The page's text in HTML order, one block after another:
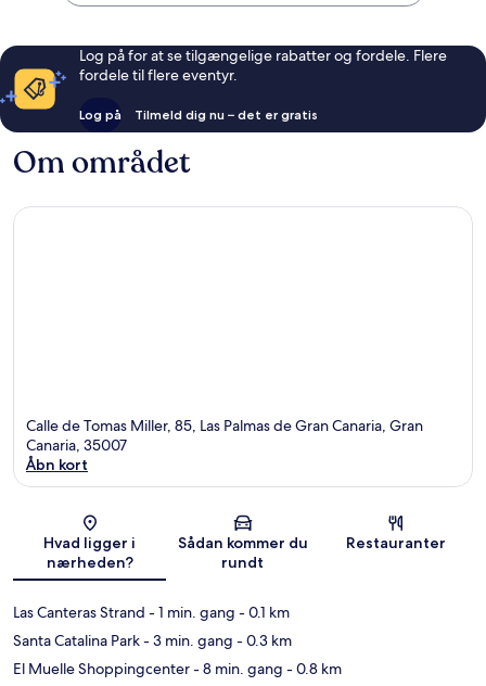
Log på for at se tilgængelige rabatter og fordele. Flere
fordele til flere eventyr.
Log på Tilmeld dig nu – det er gratis
Om området
Calle de Tomas Miller, 85, Las Palmas de Gran Canaria, Gran
Canaria, 35007
Åbn kort
Hvad ligger i
nærheden?
Sådan kommer du
rundt
Restauranter
Las Canteras Strand - 1 min. gang - 0.1 km
Santa Catalina Park- 3 min. gang - 0.3 km
El Muelle Shoppingcenter- 8 min. gang - 0.8 km